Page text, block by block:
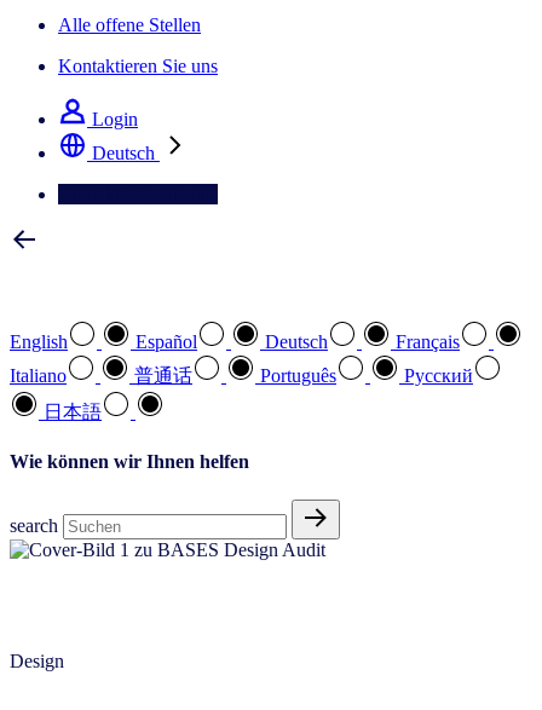
Alle offene Stellen
Kontaktieren Sie uns
Login
Deutsch
English Español Deutsch
Français
Italiano
普通话 Português
Pусский
日本語
Wie können wir Ihnen helfen
search
Design